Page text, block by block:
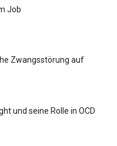
Job
Zwangsstörung auf
und seine Rolle in OCD